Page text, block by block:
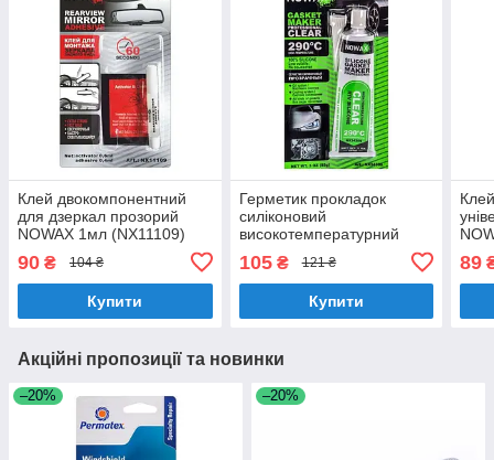
Клей двокомпонентний
для дзеркал прозорий
NOWAX 1мл (NX11109)
90 ₴ 104 ₴
Купити
Герметик прокладок
силіконовий
високотемпературний
-73+290°С 85г (NX34309)
105₴ 121 ₴
Купити
89
Акційні пропозиції та новинки
–20% –20%